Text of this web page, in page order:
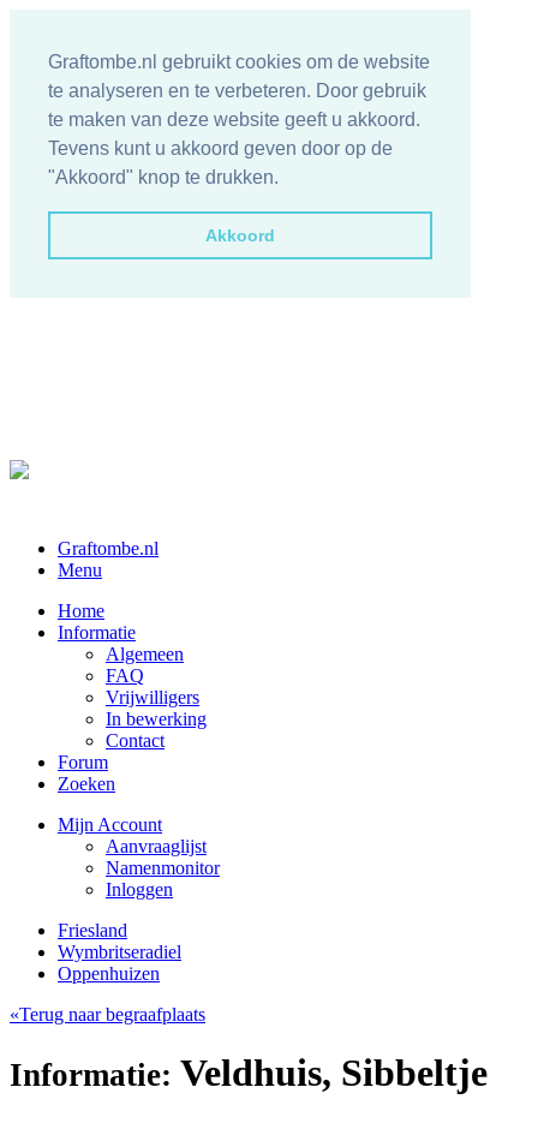
Graftombe.nl gebruikt cookies om de website
te analyseren en te verbeteren. Door gebruik
te maken van deze website geeft u akkoord.
Tevens kunt u akkoord geven door op de
"Akkoord" knop te drukken.
Akkoord
Graftombe.nl
Menu
Home
Informatie
Algemeen
FAQ
Vrijwilligers
In bewerking
Contact
Forum
Zoeken
Mijn Account
Aanvraaglijst
Namenmonitor
Inloggen
Friesland
Wymbritseradiel
Oppenhuizen
«Terug naar begraafplaats
Informatie: Veldhuis, Sibbeltje